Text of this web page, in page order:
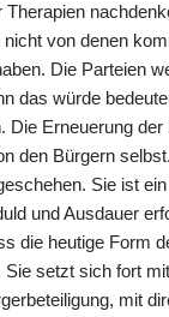
von denen
Die Parteien
das würde
Die Erneuerung
den Bürgern
Sie ist
und Ausdauer
die heutige Form
Sie setzt sich fort
mit